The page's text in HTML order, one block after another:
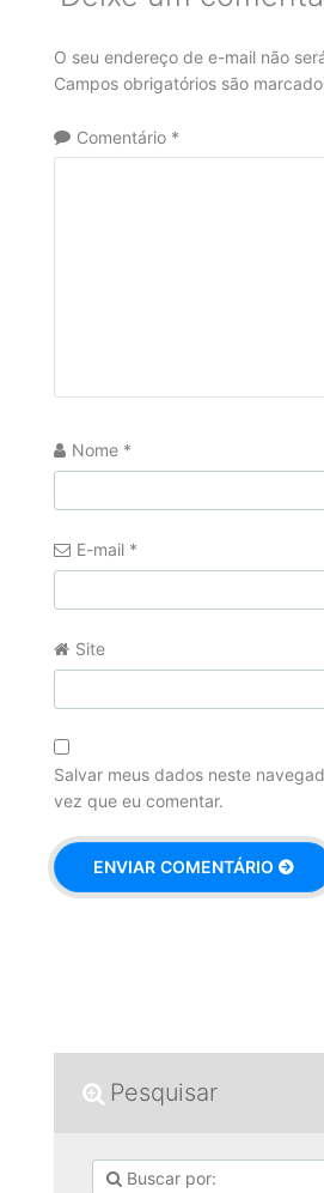
O seu endereço de e-mail não
Campos obrigatórios são
Comentário *
Nome *
E-mail *
Site
Salvar meus dados neste
vez que eu comentar.
Pesquisar